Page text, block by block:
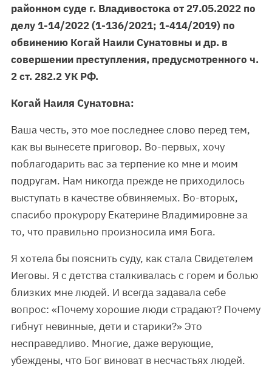
районном суде г. Владивостока от 27.05.2022 по
делу 1-14/2022 (1-136/2021; 1-414/2019) по
обвинению Когай Наили Сунатовны и др. в
совершении преступления, предусмотренного ч.
2 ст. 282.2 УК РФ.
Когай Наиля Сунатовна:
Ваша честь, это мое последнее слово перед тем,
как вы вынесете приговор. Во-первых, хочу
поблагодарить вас за терпение ко мне и моим
подругам. Нам никогда прежде не приходилось
выступать в качестве обвиняемых. Во-вторых,
спасибо прокурору Екатерине Владимировне за
то, что правильно произносила имя Бога.
Я хотела бы пояснить суду, как стала Свидетелем
Иеговы. Я с детства сталкивалась с горем и болью
близких мне людей. И всегда задавала себе
вопрос: «Почему хорошие люди страдают? Почему
гибнут невинные, дети и старики?» Это
несправедливо. Многие, даже верующие,
убеждены, что Бог виноват в несчастьях людей.